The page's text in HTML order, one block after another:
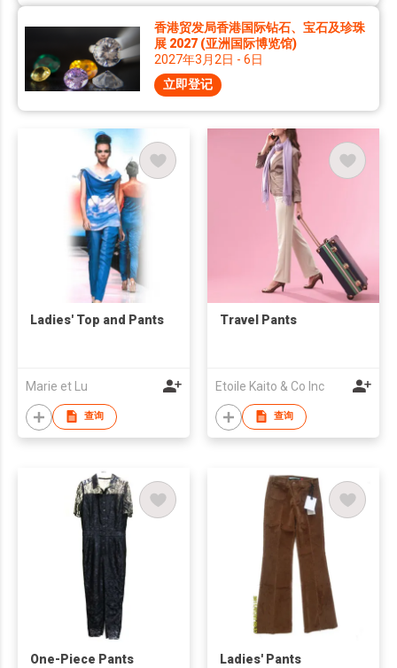
香港贸发局香港国际钻石、宝石及珍珠
展 2027 (亚洲国际博览馆)
2027年3月2日 - 6日
立即登记
Ladies' Top and Pants
Marie et Lu
查询
Travel Pants
Etoile Kaito & Co Inc
查询
One-Piece Pants Ladies' Pants